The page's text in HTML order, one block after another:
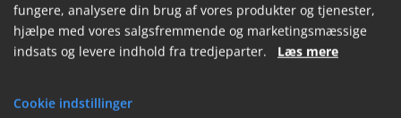

fungere, analysere din brug af vores produkter og tjenester,
hjælpe med vores salgsfremmende og marketingsmæssige
indsats og levere indhold fra tredjeparter. Læs mere
Cookie indstillinger